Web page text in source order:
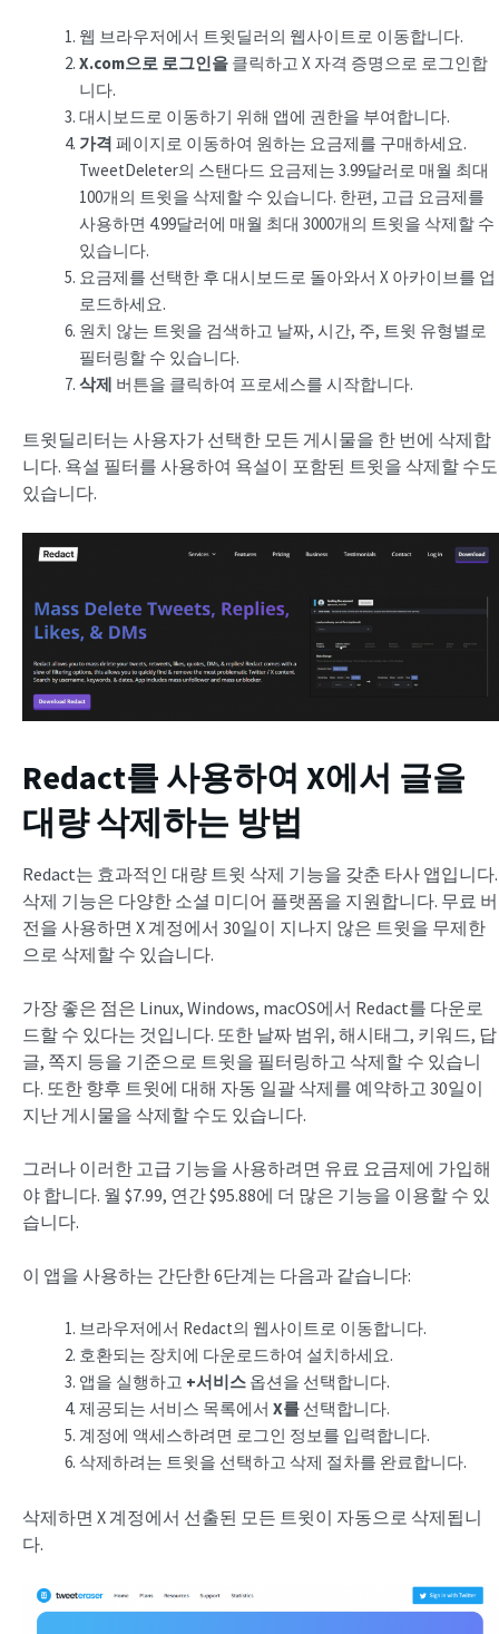
웹 브라우저에서 트윗딜러의 웹사이트로 이동합니다.
X.com으로 로그인을 클릭하고 X 자격 증명으로 로그인합
니다.
대시보드로 이동하기 위해 앱에 권한을 부여합니다.
가격 페이지로 이동하여 원하는 요금제를 구매하세요.
TweetDeleter의 스탠다드 요금제는 3.99달러로 매월 최대
100개의 트윗을 삭제할 수 있습니다. 한편, 고급 요금제를
사용하면 4.99달러에 매월 최대 3000개의 트윗을 삭제할 수
있습니다.
요금제를 선택한 후 대시보드로 돌아와서 X 아카이브를 업
로드하세요.
원치 않는 트윗을 검색하고 날짜, 시간, 주, 트윗 유형별로
필터링할 수 있습니다.
삭제 버튼을 클릭하여 프로세스를 시작합니다.
트윗딜리터는 사용자가 선택한 모든 게시물을 한 번에 삭제합
니다. 욕설 필터를 사용하여 욕설이 포함된 트윗을 삭제할 수도
있습니다.
Redact를 사용하여 X에서 글을
대량 삭제하는 방법
Redact는 효과적인 대량 트윗 삭제 기능을 갖춘 타사 앱입니다.
삭제 기능은 다양한 소셜 미디어 플랫폼을 지원합니다. 무료 버
전을 사용하면 X 계정에서 30일이 지나지 않은 트윗을 무제한
으로 삭제할 수 있습니다.
가장 좋은 점은 Linux, Windows, macOS에서 Redact를 다운로
드할 수 있다는 것입니다. 또한 날짜 범위, 해시태그, 키워드, 답
글, 쪽지 등을 기준으로 트윗을 필터링하고 삭제할 수 있습니
다. 또한 향후 트윗에 대해 자동 일괄 삭제를 예약하고 30일이
지난 게시물을 삭제할 수도 있습니다.
그러나 이러한 고급 기능을 사용하려면 유료 요금제에 가입해
야 합니다. 월 $7.99, 연간 $95.88에 더 많은 기능을 이용할 수 있
습니다.
이 앱을 사용하는 간단한 6단계는 다음과 같습니다:
브라우저에서 Redact의 웹사이트로 이동합니다.
호환되는 장치에 다운로드하여 설치하세요.
앱을 실행하고 +서비스 옵션을 선택합니다.
제공되는 서비스 목록에서 X를 선택합니다.
계정에 액세스하려면 로그인 정보를 입력합니다.
삭제하려는 트윗을 선택하고 삭제 절차를 완료합니다.
삭제하면 X 계정에서 선출된 모든 트윗이 자동으로 삭제됩니
다.